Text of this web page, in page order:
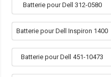
Batterie pour Dell 312-0580
Batterie pour Dell Inspiron 1400
Batterie pour Dell 451-10473